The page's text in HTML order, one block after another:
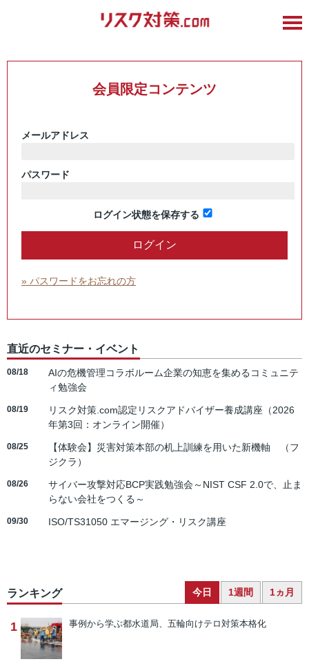
会員限定コンテンツ
メールアドレス
パスワード
ログイン状態を保存する
» パスワードをお忘れの方
直近のセミナー・イベント
08/18
AIの危機管理コラボルーム企業の知恵を集めるコミュニテ
ィ勉強会
08/19
リスク対策.com認定リスクアドバイザー養成講座（2026
年第3回：オンライン開催）
08/25
【体験会】災害対策本部の机上訓練を用いた新機軸 （フ
ジクラ）
08/26
サイバー攻撃対応BCP実践勉強会～NIST CSF 2.0で、止ま
らない会社をつくる～
09/30 ISO/TS31050 エマージング・リスク講座
ランキング 今日 1週間 1ヵ月
1 事例から学ぶ都水道局、五輪向けテロ対策本格化